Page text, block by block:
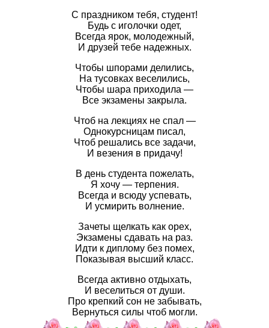
С праздником тебя, студент!
Будь с иголочки одет,
Всегда ярок, молодежный,
И друзей тебе надежных.
Чтобы шпорами делились,
На тусовках веселились,
Чтобы шара приходила —
Все экзамены закрыла.
Чтоб на лекциях не спал —
Однокурсницам писал,
Чтоб решались все задачи,
И везения в придачу!
В день студента пожелать,
Я хочу — терпения.
Всегда и всюду успевать,
И усмирить волнение.
Зачеты щелкать как орех,
Экзамены сдавать на раз.
Идти к диплому без помех,
Показывая высший класс.
Всегда активно отдыхать,
И веселиться от души.
Про крепкий сон не забывать,
Вернуться силы чтоб могли.